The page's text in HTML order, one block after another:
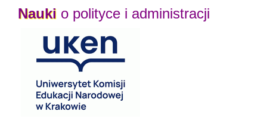
Nauki o polityce i administracji